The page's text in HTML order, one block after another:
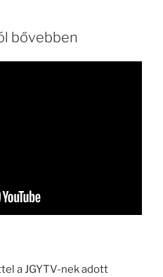
bővebben
a JGYTV-nek adott